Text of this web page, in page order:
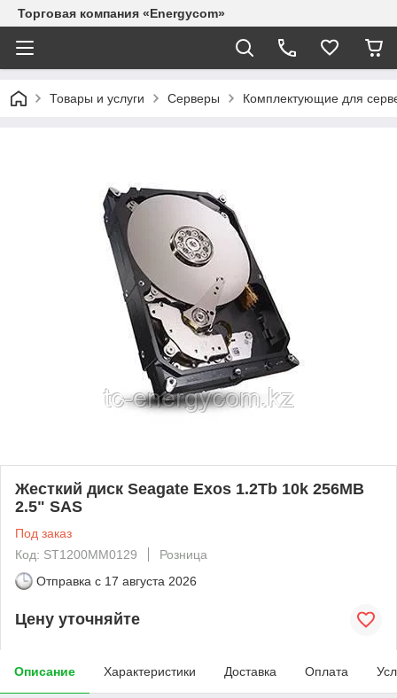
Торговая компания «Energycom»
Товары и услуги Серверы Комплектующие для
Жесткий диск Seagate Exos 1.2Tb 10k 256MB
2.5" SAS
Под заказ
Код: ST1200MM0129
Розница
Отправка с 17 августа 2026
Цену уточняйте
Описание Характеристики Доставка Оплата